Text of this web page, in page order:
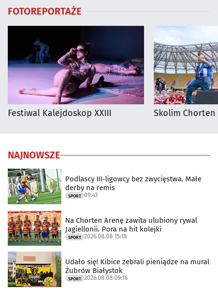
FOTOREPORTAŻE
Festiwal Kalejdoskop XXIII Skolim Chorten
NAJNOWSZE
Podlascy III-ligowcy bez zwycięstwa. Małe
derby na remis
SPORT 09:43
Na Chorten Arenę zawita ulubiony rywal
Jagiellonii. Pora na hit kolejki
SPORT 2026.08.08 15:18
Udało się! Kibice zebrali pieniądze na mural
Żubrów Białystok
SPORT 2026.08.08 09:16